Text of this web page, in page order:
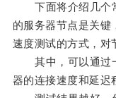
下面将介绍几个常
的服务器节点是关键
速度测试的方式，对
其中，可以通过一
器的连接速度和延迟